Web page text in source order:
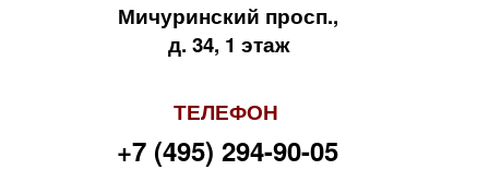
Мичуринский просп.,
д. 34, 1 этаж
ТЕЛЕФОН
+7 (495) 294-90-05